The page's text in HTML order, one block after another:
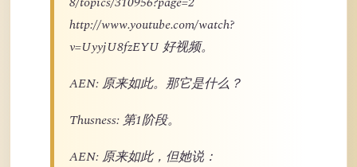
http://www.youtube.com/watch?
v=UyyjU8fzEYU 好视频。
AEN: 原来如此。那它是什么？
Thusness: 第1阶段。
AEN: 原来如此，但她说：